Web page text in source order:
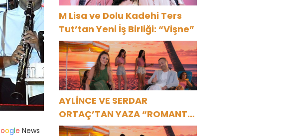
oogle News
M Lisa ve Dolu Kadehi Ters
Tut’tan Yeni İş Birliği: “Vişne”
AYLİNCE VE SERDAR
ORTAÇ’TAN YAZA “ROMANTİK
AŞK” BOMBASI!